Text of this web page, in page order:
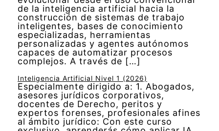
de la inteligencia artificial hacia la
construcción de sistemas de trabajo
inteligentes, bases de conocimiento
especializadas, herramientas
personalizadas y agentes autónomos
capaces de automatizar procesos
complejos. A través de […]
Inteligencia Artificial Nivel 1 (2026)
Especialmente dirigido a: 1. Abogados,
asesores jurídicos corporativos,
docentes de Derecho, peritos y
expertos forenses, profesionales afines
al ámbito jurídico: Con este curso